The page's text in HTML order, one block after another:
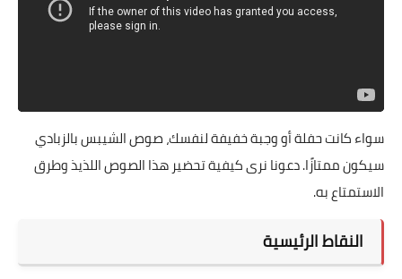
سواء كانت حفلة أو وجبة خفيفة لنفسك، صوص الشيبس بالزبادي
سيكون ممتازًا. دعونا نرى كيفية تحضير هذا الصوص اللذيذ وطرق
الاستمتاع به.
النقاط الرئيسية